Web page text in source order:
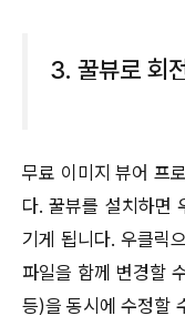
3. 꿀뷰로 회
무료 이미지 뷰어 프
다. 꿀뷰를 설치하면
기게 됩니다. 우클릭
파일을 함께 변경할
등)을 동시에 수정할